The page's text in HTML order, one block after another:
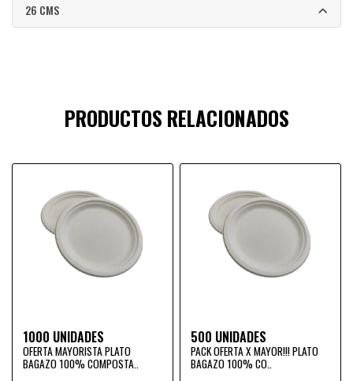
26 CMS
PRODUCTOS RELACIONADOS
1000 UNIDADES
OFERTA MAYORISTA PLATO
BAGAZO 100% COMPOSTA..
500 UNIDADES
PACK OFERTA X MAYOR!!! PLATO
BAGAZO 100% CO..